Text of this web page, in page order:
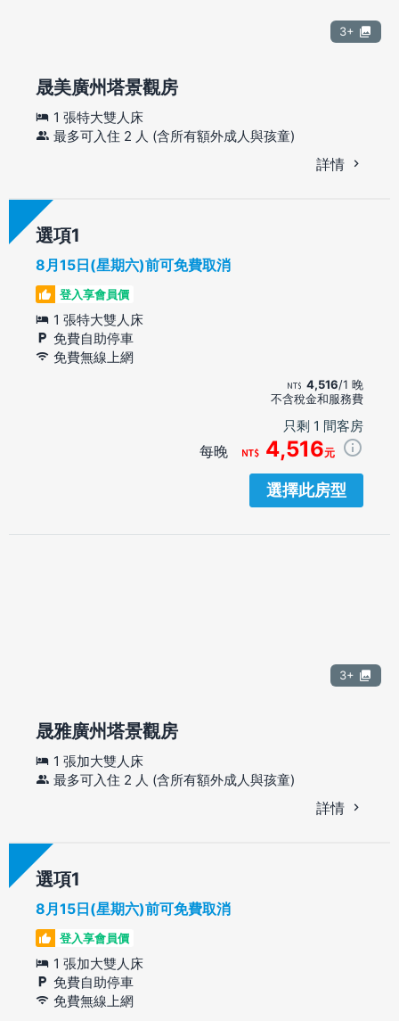
3+
晟美廣州塔景觀房
1 張特大雙人床
最多可入住 2 人 (含所有額外成人與孩童)
詳情
選項
8月15日(星期六)前可免費取消
登入享會員價
1 張特大雙人床
免費自助停車
免費無線上網
4,516/1 晚
不含稅金和服務費
只剩 1 間客房
每晚 4,516元
選擇此房型
3+
晟雅廣州塔景觀房
1 張加大雙人床
最多可入住 2 人 (含所有額外成人與孩童)
詳情
選項
8月15日(星期六)前可免費取消
登入享會員價
1 張加大雙人床
免費自助停車
免費無線上網